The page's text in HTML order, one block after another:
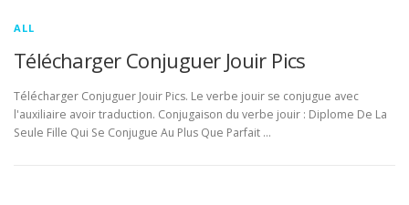
ALL
Télécharger Conjuguer Jouir Pics
Télécharger Conjuguer Jouir Pics. Le verbe jouir se conjugue avec
l'auxiliaire avoir traduction. Conjugaison du verbe jouir : Diplome De La
Seule Fille Qui Se Conjugue Au Plus Que Parfait …